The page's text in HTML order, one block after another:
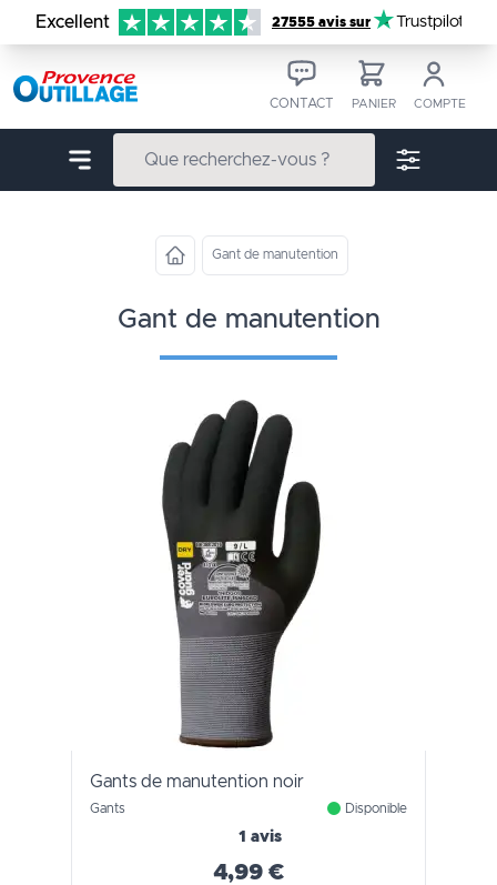
Aller au contenu
Excellent 27555 avis sur Trustpilot
CONTACT PANIER COMPTE
Gant de manutention
gant de manutention
Gants de manutention noir
Gants Disponible
1 avis
4,99 €